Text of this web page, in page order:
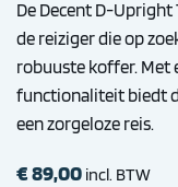
De Decent D-
de reiziger die op
robuuste koffer. Met
functionaliteit biedt
een zorgeloze reis.
€89,00 incl. BTW